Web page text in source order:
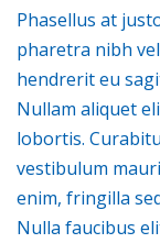
Phasellus at
pharetra nibh
hendrerit eu
Nullam aliquet
lobortis.
vestibulum
enim, fringilla
Nulla faucibus